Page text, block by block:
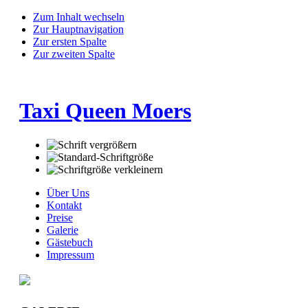
Zum Inhalt wechseln
Zur Hauptnavigation
Zur ersten Spalte
Zur zweiten Spalte
Taxi Queen Moers
Über Uns
Kontakt
Preise
Galerie
Gästebuch
Impressum